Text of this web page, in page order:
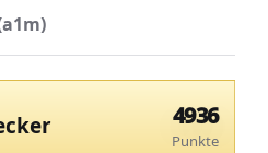
4936
Punkte